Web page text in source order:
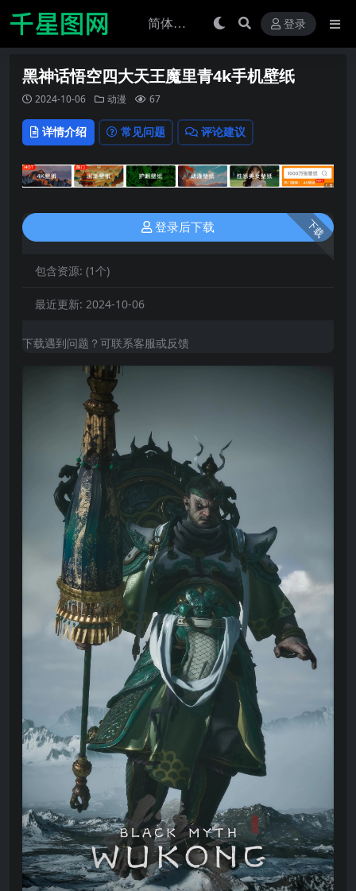
登录
黑神话悟空四大天王魔里青4k手机壁纸
2024-10-06 动漫 67
详情介绍 常见问题 评论建议
下载
登录后下载
包含资源: (1个)
最近更新: 2024-10-06
下载遇到问题？可联系客服或反馈